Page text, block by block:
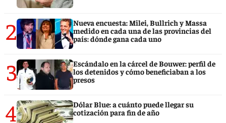
2
Nueva encuesta: Milei, Bullrich y Massa
medido en cada una de las provincias del
país: dónde gana cada uno
3
Escándalo en la cárcel de Bouwer: perfil de
los detenidos y cómo beneficiaban a los
presos
4
Dólar Blue: a cuánto puede llegar su
cotización para fin de año